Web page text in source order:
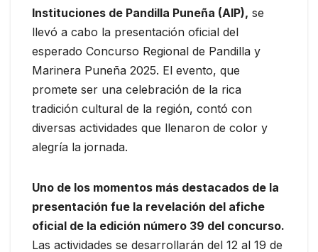
Instituciones de Pandilla Puneña (AIP), se
llevó a cabo la presentación oficial del
esperado Concurso Regional de Pandilla y
Marinera Puneña 2025. El evento, que
promete ser una celebración de la rica
tradición cultural de la región, contó con
diversas actividades que llenaron de color y
alegría la jornada.
Uno de los momentos más destacados de la
presentación fue la revelación del afiche
oficial de la edición número 39 del concurso.
Las actividades se desarrollarán del 12 al 19 de